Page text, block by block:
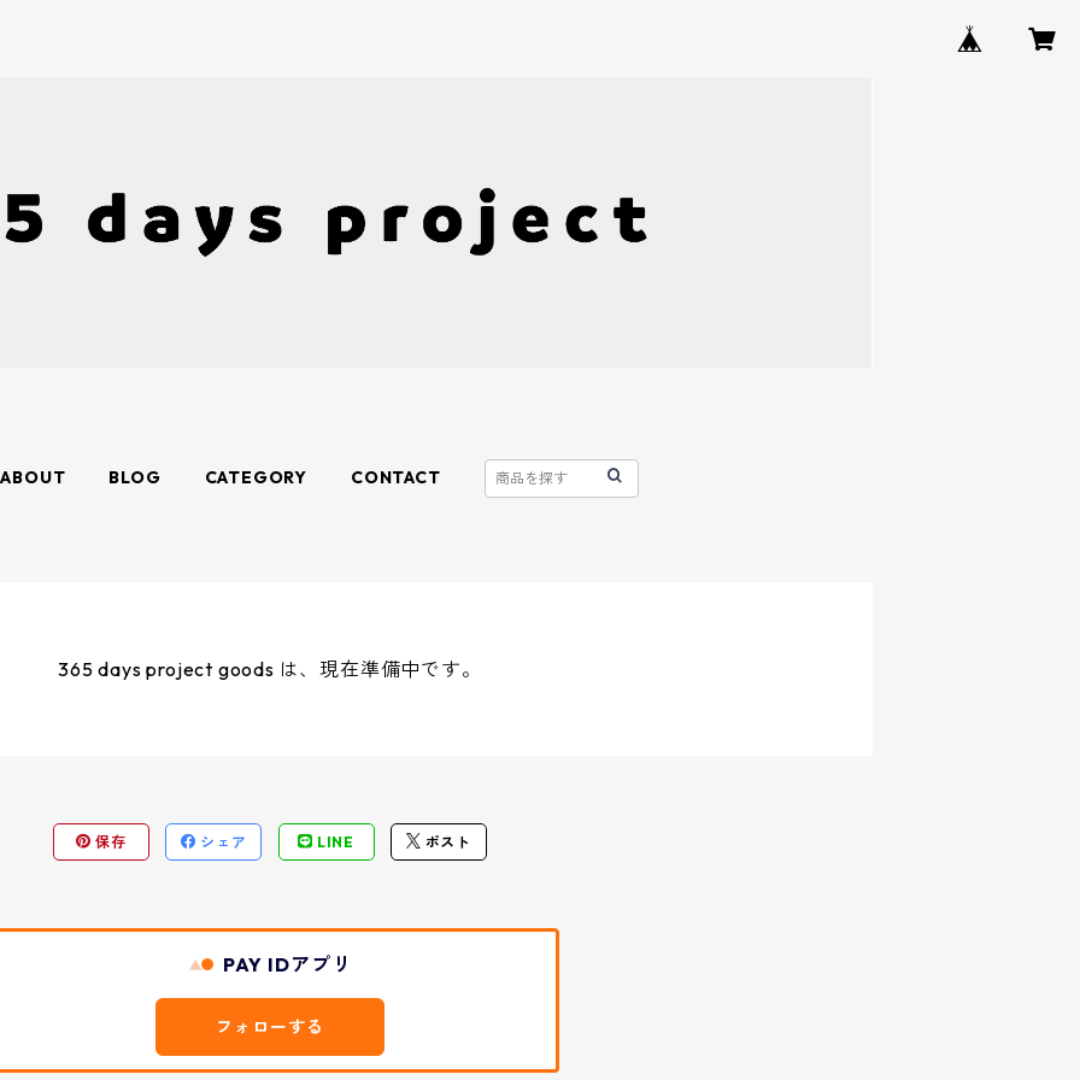
ABOUT BLOG CATEGORY CONTACT
365 days project goods は、現在準備中です。
保存 シェア LINE ポスト
PAY IDアプリ
フォローする